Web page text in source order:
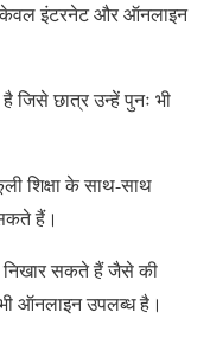
केवल इंटरनेट और ऑनलाइन
जिसे छात्र उन्हें पुनः भी
शिक्षा के साथ-साथ
हैं।
निखार सकते हैं जैसे की
ऑनलाइन उपलब्ध है।